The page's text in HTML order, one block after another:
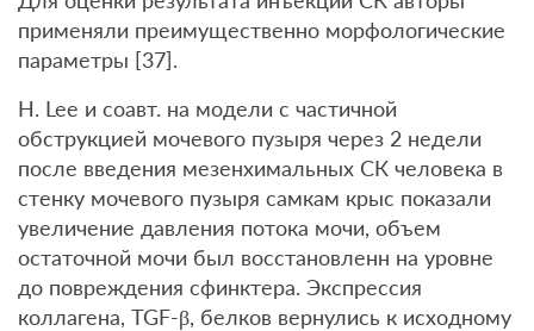
применяли преимущественно морфологические
параметры [37].
H. Lee и соавт. на модели с частичной
обструкцией мочевого пузыря через 2 недели
после введения мезенхимальных СК человека в
стенку мочевого пузыря самкам крыс показали
увеличение давления потока мочи, объем
остаточной мочи был восстановленн на уровне
до повреждения сфинктера. Экспрессия
коллагена, TGF-β, белков вернулись к исходному